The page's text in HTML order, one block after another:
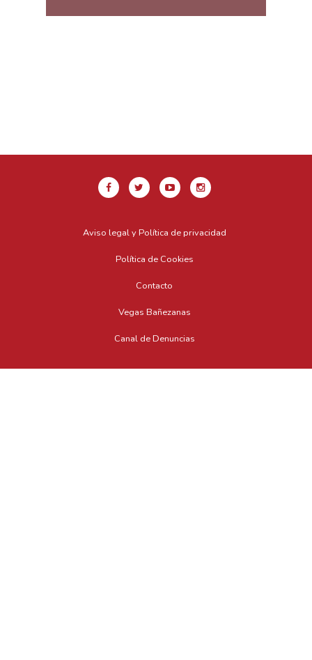
Aviso legal y Política de privacidad
Política de Cookies
Contacto
Vegas Bañezanas
Canal de Denuncias